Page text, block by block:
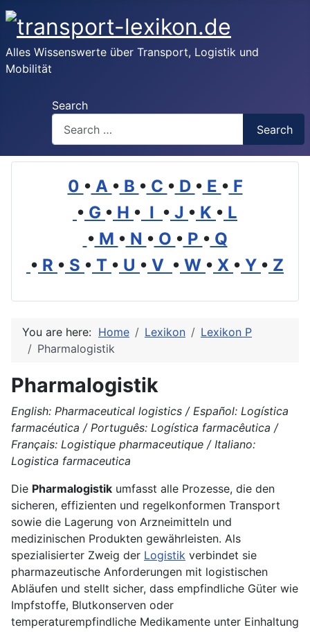
Alles Wissenswerte über Transport, Logistik und
Mobilität
Search
Search
0 • A • B • C • D • E • F
• G • H • I • J • K • L
• M • N • O • P • Q
• R • S • T • U • V • W • X • Y • Z
You are here: Home Lexikon
Lexikon P
Pharmalogistik
Pharmalogistik
English: Pharmaceutical logistics / Español: Logística
farmacéutica / Português: Logística farmacêutica /
Français: Logistique pharmaceutique / Italiano:
Logistica farmaceutica
Die Pharmalogistik umfasst alle Prozesse, die den
sicheren, effizienten und regelkonformen Transport
sowie die Lagerung von Arzneimitteln und
medizinischen Produkten gewährleisten. Als
spezialisierter Zweig der Logistik verbindet sie
pharmazeutische Anforderungen mit logistischen
Abläufen und stellt sicher, dass empfindliche Güter wie
Impfstoffe, Blutkonserven oder
temperaturempfindliche Medikamente unter Einhaltung